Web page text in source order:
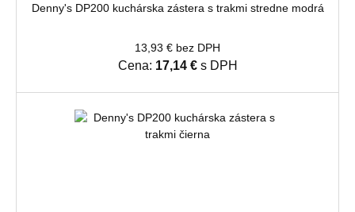
Denny's DP200 kuchárska zástera s trakmi stredne modrá
13,93 € bez DPH
Cena: 17,14 €s DPH